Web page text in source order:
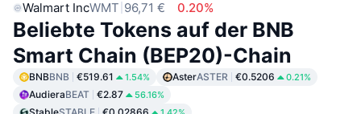
Walmart IncWMT 96,71 € 0.20%
Beliebte Tokens auf der BNB
Smart Chain (BEP20)-Chain
BNBBNB €519.61 1.54% AsterASTER €0.5206 0.21%
AudieraBEAT €2.87 56.16%